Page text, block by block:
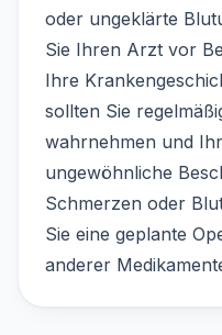
oder ungeklärte
Sie Ihren Arzt vor
Ihre
sollten Sie
wahrnehmen und
ungewöhnliche
Schmerzen oder
Sie eine geplante
anderer